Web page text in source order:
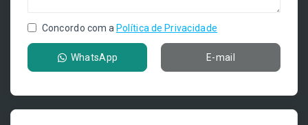
Concordo com a Política de Privacidade
WhatsApp E-mail